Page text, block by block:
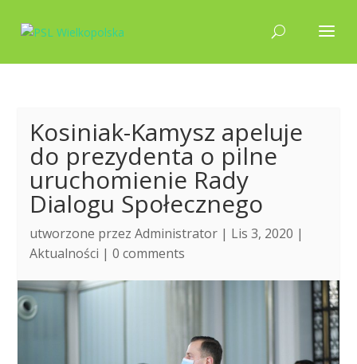
Kosiniak-Kamysz apeluje
do prezydenta o pilne
uruchomienie Rady
Dialogu Społecznego
utworzone przezAdministrator | Lis 3, 2020 |
Aktualności |0 comments